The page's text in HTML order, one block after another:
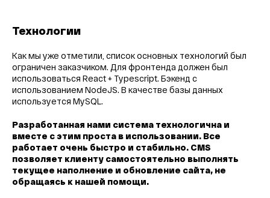
Технологии
Как мы уже отметили, список основных технологий был
ограничен заказчиком. Для фронтенда должен был
использоваться React + Typescript. Бэкенд с
использованием NodeJS. В качестве базы данных
используется MySQL.
Разработанная нами система технологична и
вместе с этим проста в использовании. Все
работает очень быстро и стабильно. CMS
позволяет клиенту самостоятельно выполнять
текущее наполнение и обновление сайта, не
обращаясь к нашей помощи.